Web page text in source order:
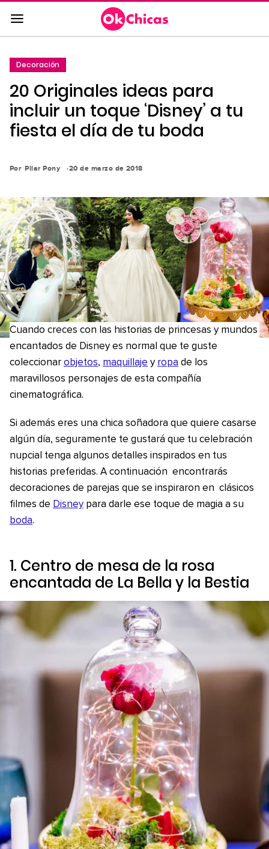
Saltar
al
contenido
a
la
navegación
principal
Decoración
20 Originales ideas para
incluir un toque ‘Disney’ a tu
fiesta el día de tu boda
Por Pilar Pony 20 de marzo de 2018
Cuando creces con las historias de princesas y mundos
encantados de Disney es normal que te guste
coleccionar objetos, maquillaje y ropa de los
maravillosos personajes de esta compañía
cinematográfica.
Si además eres una chica soñadora que quiere casarse
algún día, seguramente te gustará que tu celebración
nupcial tenga algunos detalles inspirados en tus
historias preferidas. A continuación encontrarás
decoraciones de parejas que se inspiraron en clásicos
filmes de Disneypara darle ese toque de magia a su
boda.
1. Centro de mesa de la rosa
encantada de La Bella y la Bestia